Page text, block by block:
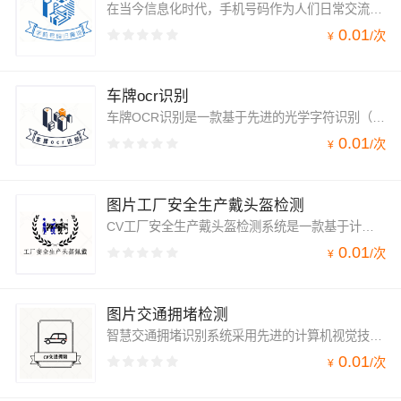
在当今信息化时代，手机号码作为人们日常交流的重要工具，其背后所蕴含的信息对于各类业务场景均具有重要意义。我们的手机号码归属地查询API，基于庞大的数据库资源，能够为用户提供准确、快速的手机号码归属地查询服务，帮助用户实现号码信息的精准识别，为各类业务场景提供有力支持。
¥ 0.01/次
车牌ocr识别
车牌OCR识别是一款基于先进的光学字符识别（OCR）技术，专门用于识别车牌信息的智能产品。它通过拍摄或上传车牌图片，能够自动、快速、准确地识别出车牌号码、颜色、类型等关键信息，为交通管理、车辆追踪、停车场管理等领域提供高效便捷的技术支持。
¥ 0.01/次
图片工厂安全生产戴头盔检测
CV工厂安全生产戴头盔检测系统是一款基于计算机视觉技术的智能化安全监管系统。该系统利用先进的图像识别算法，对工厂生产现场的员工是否佩戴安全头盔进行实时检测，确保安全生产，降低工伤风险。
¥ 0.01/次
图片交通拥堵检测
智慧交通拥堵识别系统采用先进的计算机视觉技术，能够实时捕捉道路监控视频中的车辆流动情况，通过深度学习算法对视频数据进行分析处理，准确判断交通拥堵状况。系统具备高效、准确、实时的特点，能够帮助交通管理部门快速响应，采取有效措施缓解交通拥堵。
¥ 0.01/次